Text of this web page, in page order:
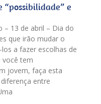
“possibilidade” e
– 13 de abril – Dia do
que irão mudar o
a fazer escolhas de
você tem
jovem, faça esta
entre